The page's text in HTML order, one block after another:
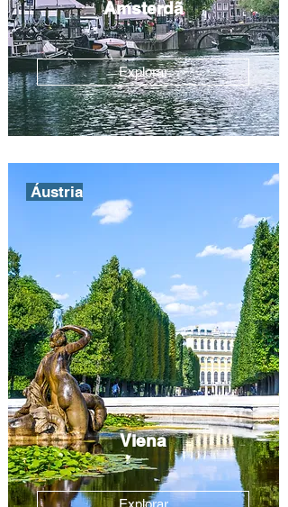
Amsterdã
Explorar
Áustria
Viena
Explorar